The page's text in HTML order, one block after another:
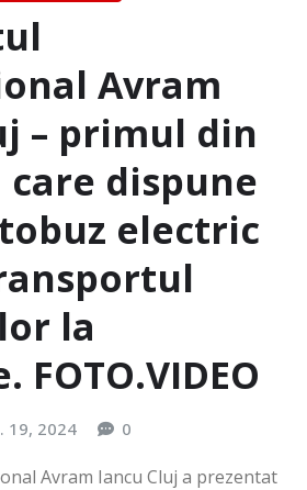
Avram
– primul din
care dispune
electric
la
FOTO.VIDEO
19, 2024 0
Avram Iancu Cluj a prezentat